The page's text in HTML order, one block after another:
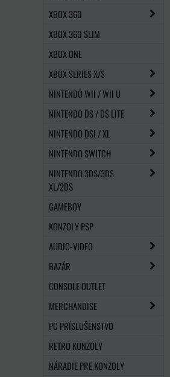
XBOX 360
XBOX 360 SLIM
XBOX ONE
XBOX SERIES X/S
NINTENDO WII / WII U
NINTENDO DS / DS LITE
NINTENDO DSI / XL
NINTENDO SWITCH
NINTENDO 3DS/3DS
XL/2DS
GAMEBOY
KONZOLY PSP
AUDIO-VIDEO
BAZÁR
CONSOLE OUTLET
MERCHANDISE
PC PRÍSLUŠENSTVO
RETRO KONZOLY
NÁRADIE PRE KONZOLY